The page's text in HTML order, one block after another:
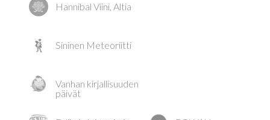
Hannibal Viini, Altia
Sininen Meteoriitti
Vanhan kirjallisuuden
päivät